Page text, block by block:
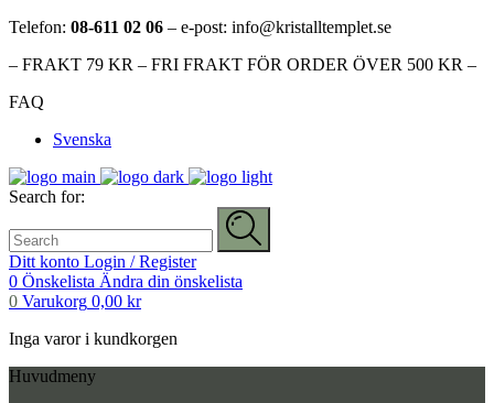
Telefon: 08-611 02 06 – e-post: info@kristalltemplet.se
– FRAKT 79 KR – FRI FRAKT FÖR ORDER ÖVER 500 KR –
FAQ
Svenska
Search for:
Ditt konto Login / Register
0 Önskelista Ändra din önskelista
0 Varukorg 0,00 kr
Inga varor i kundkorgen
Huvudmeny